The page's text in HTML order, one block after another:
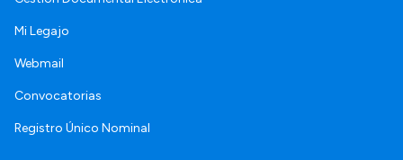
Mi Legajo
Webmail
Convocatorias
Registro Único Nominal